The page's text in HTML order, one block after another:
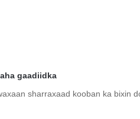
gaadiidka
sharraxaad kooban ka bixin